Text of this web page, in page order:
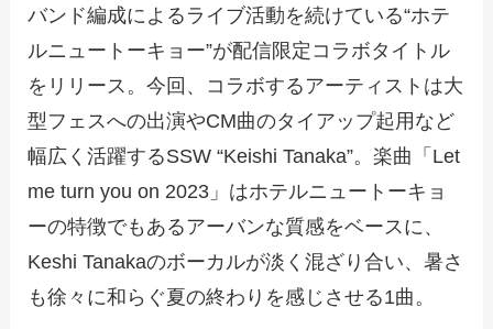
バンド編成によるライブ活動を続けている“ホテ
ルニュートーキョー”が配信限定コラボタイトル
をリリース。今回、コラボするアーティストは大
型フェスへの出演やCM曲のタイアップ起用など
幅広く活躍するSSW “Keishi Tanaka”。楽曲「Let
me turn you on 2023」はホテルニュートーキョ
ーの特徴でもあるアーバンな質感をベースに、
Keshi Tanakaのボーカルが淡く混ざり合い、暑さ
も徐々に和らぐ夏の終わりを感じさせる1曲。